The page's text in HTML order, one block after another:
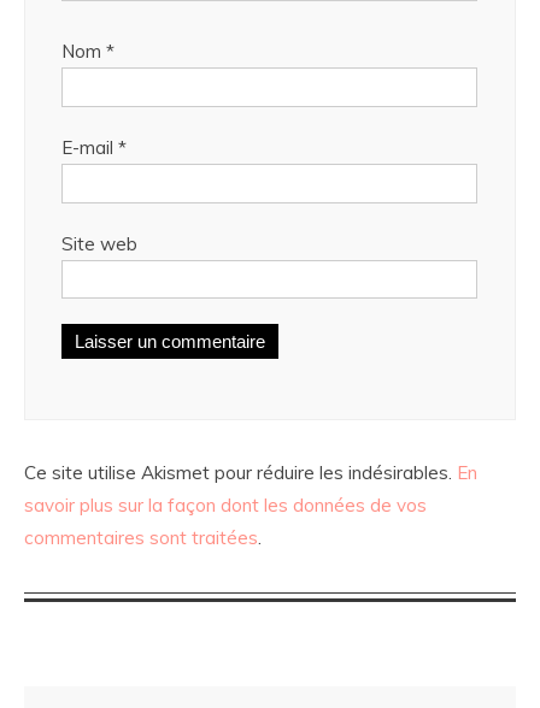
Nom *
E-mail *
Site web
Ce site utilise Akismet pour réduire les indésirables. En
savoir plus sur la façon dont les données de vos
commentaires sont traitées.